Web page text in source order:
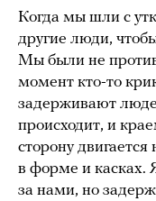
Когда мы шли с
другие люди,
Мы были не
момент кто-то
задерживают
происходит, и
сторону
в форме и касках.
за нами, но